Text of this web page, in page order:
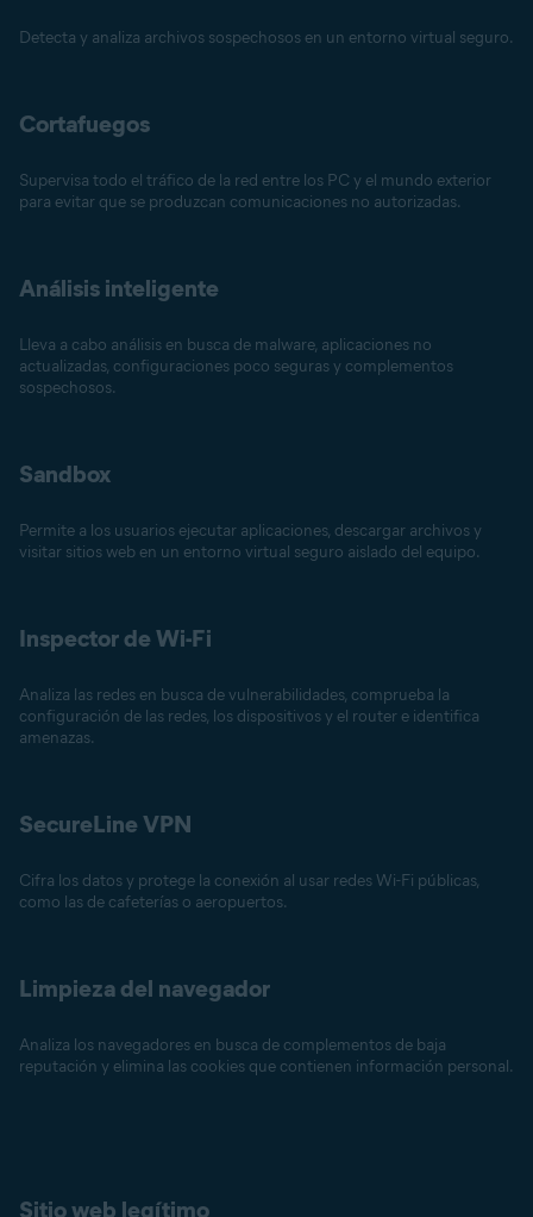
Detecta y analiza archivos sospechosos en un entorno virtual seguro.
Cortafuegos
Supervisa todo el tráfico de la red entre los PC y el mundo exterior
para evitar que se produzcan comunicaciones no autorizadas.
Análisis inteligente
Lleva a cabo análisis en busca de malware, aplicaciones no
actualizadas, configuraciones poco seguras y complementos
sospechosos.
Sandbox
Permite a los usuarios ejecutar aplicaciones, descargar archivos y
visitar sitios web en un entorno virtual seguro aislado del equipo.
Inspector de Wi-Fi
Analiza las redes en busca de vulnerabilidades, comprueba la
configuración de las redes, los dispositivos y el router e identifica
amenazas.
SecureLine VPN
Cifra los datos y protege la conexión al usar redes Wi-Fi públicas,
como las de cafeterías o aeropuertos.
Limpieza del navegador
Analiza los navegadores en busca de complementos de baja
reputación y elimina las cookies que contienen información personal.
Sitio web legítimo